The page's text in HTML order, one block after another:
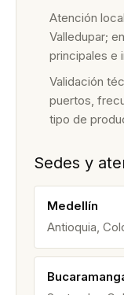
Atención
Valledupar;
principales e
Validación
puertos,
tipo de
Sedes y
Medellín
Antioquia,